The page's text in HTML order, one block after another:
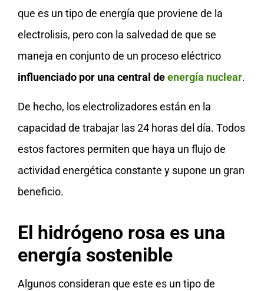
que es un tipo de energía que proviene de la
electrolisis, pero con la salvedad de que se
maneja en conjunto de un proceso eléctrico
influenciado por una central deenergía nuclear.
De hecho, los electrolizadores están en la
capacidad de trabajar las 24 horas del día. Todos
estos factores permiten que haya un flujo de
actividad energética constante y supone un gran
beneficio.
El hidrógeno rosa es una
energía sostenible
Algunos consideran que este es un tipo de